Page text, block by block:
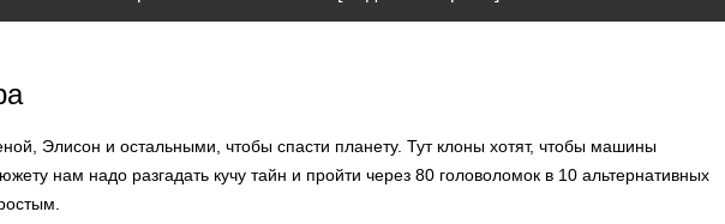
Элисон и остальными, чтобы спасти планету. Тут клоны хотят, чтобы машины
нам надо разгадать кучу тайн и пройти через 80 головоломок в 10 альтернативных